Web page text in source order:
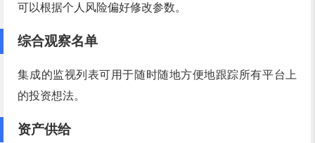
可以根据个人风险偏好修改参数。
综合观察名单
集成的监视列表可用于随时随地方便地跟踪所有平台上
的投资想法。
资产供给